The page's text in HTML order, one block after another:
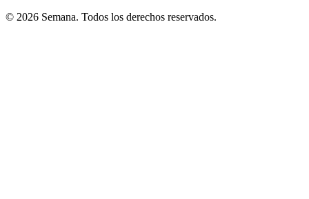
© 2026 Semana. Todos los derechos reservados.